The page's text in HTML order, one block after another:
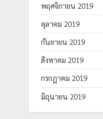
พฤศจิกายน 2019
ตุลาคม 2019
กันยายน 2019
สิงหาคม 2019
กรกฎาคม 2019
มิถุนายน 2019